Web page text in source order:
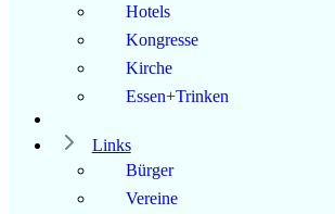
Hotels
Kongresse
Kirche
Essen+Trinken
Links
Bürger
Vereine